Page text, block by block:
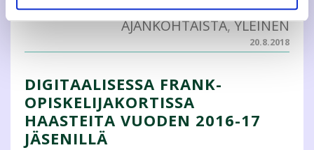
AJANKOHTAISTA,YLEINEN
20.8.2018
DIGITAALISESSA FRANK-
OPISKELIJAKORTISSA
HAASTEITA VUODEN 2016-17
JÄSENILLÄ